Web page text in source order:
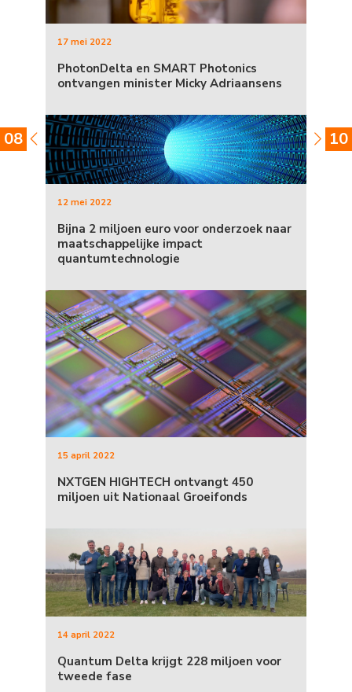
08 10
17 mei 2022
PhotonDelta en SMART Photonics
ontvangen minister Micky Adriaansens
12 mei 2022
Bijna 2 miljoen euro voor onderzoek naar
maatschappelijke impact
quantumtechnologie
15 april 2022
NXTGEN HIGHTECH ontvangt 450
miljoen uit Nationaal Groeifonds
14 april 2022
Quantum Delta krijgt 228 miljoen voor
tweede fase